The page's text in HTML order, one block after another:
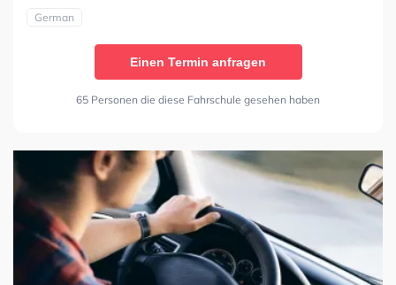
German
Einen Termin anfragen
65 Personen die diese Fahrschule gesehen haben